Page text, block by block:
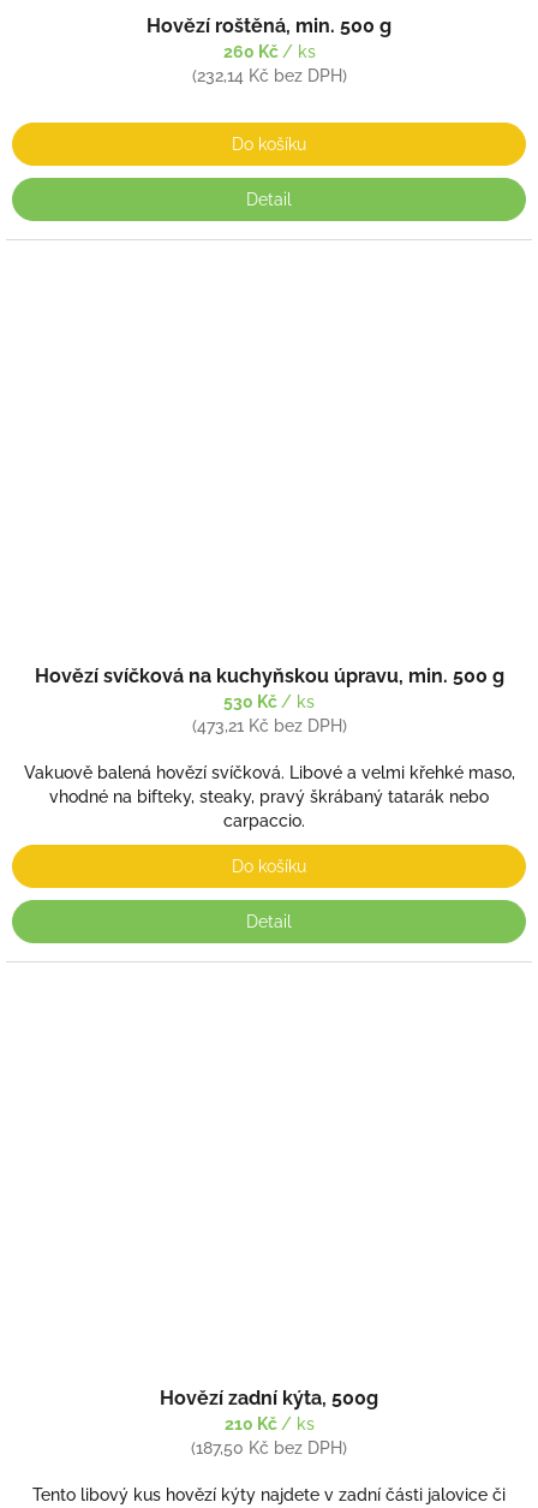
Hovězí roštěná, min. 500 g
260 Kč / ks
(232,14 Kč bez DPH)
Do košíku
Detail
Hovězí svíčková na kuchyňskou úpravu, min. 500 g
530 Kč / ks
(473,21 Kč bez DPH)
Vakuově balená hovězí svíčková. Libové a velmi křehké maso,
vhodné na bifteky, steaky, pravý škrábaný tatarák nebo
carpaccio.
Do košíku
Detail
Hovězí zadní kýta, 500g
210 Kč / ks
(187,50 Kč bez DPH)
Tento libový kus hovězí kýty najdete v zadní části jalovice či